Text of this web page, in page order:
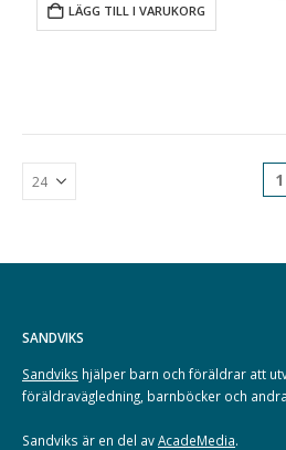
LÄGG TILL I VARUKORG
1
SANDVIKS
Sandviks hjälper barn och föräldrar att
föräldravägledning, barnböcker och
Sandviks är en del avAcadeMedia.